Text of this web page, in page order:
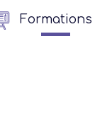
Formations